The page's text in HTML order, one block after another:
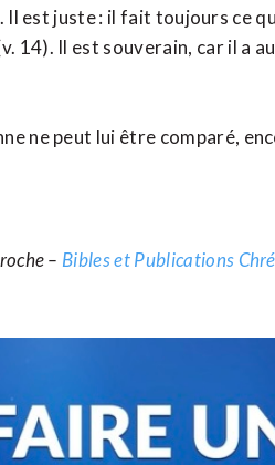
est juste : il fait toujours ce
14). Il est souverain, car il a
ne peut lui être comparé,
– Bibles et Publications